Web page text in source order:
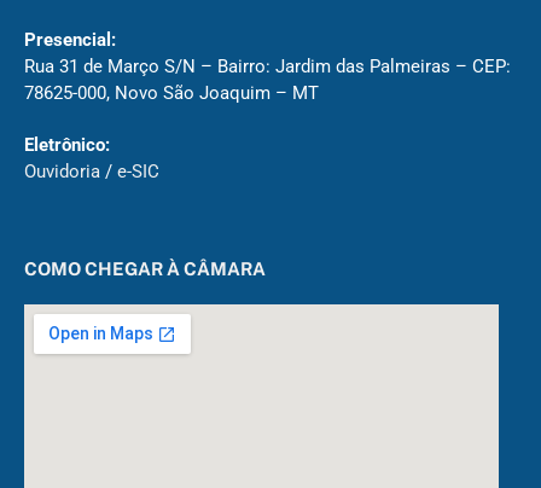
Presencial:
Rua 31 de Março S/N – Bairro: Jardim das Palmeiras – CEP:
78625-000, Novo São Joaquim – MT
Eletrônico:
Ouvidoria / e-SIC
COMO CHEGAR À CÂMARA